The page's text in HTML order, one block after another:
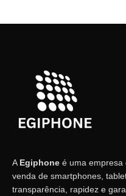
A Egiphone é uma empresa
venda de smartphones,
transparência, rapidez e